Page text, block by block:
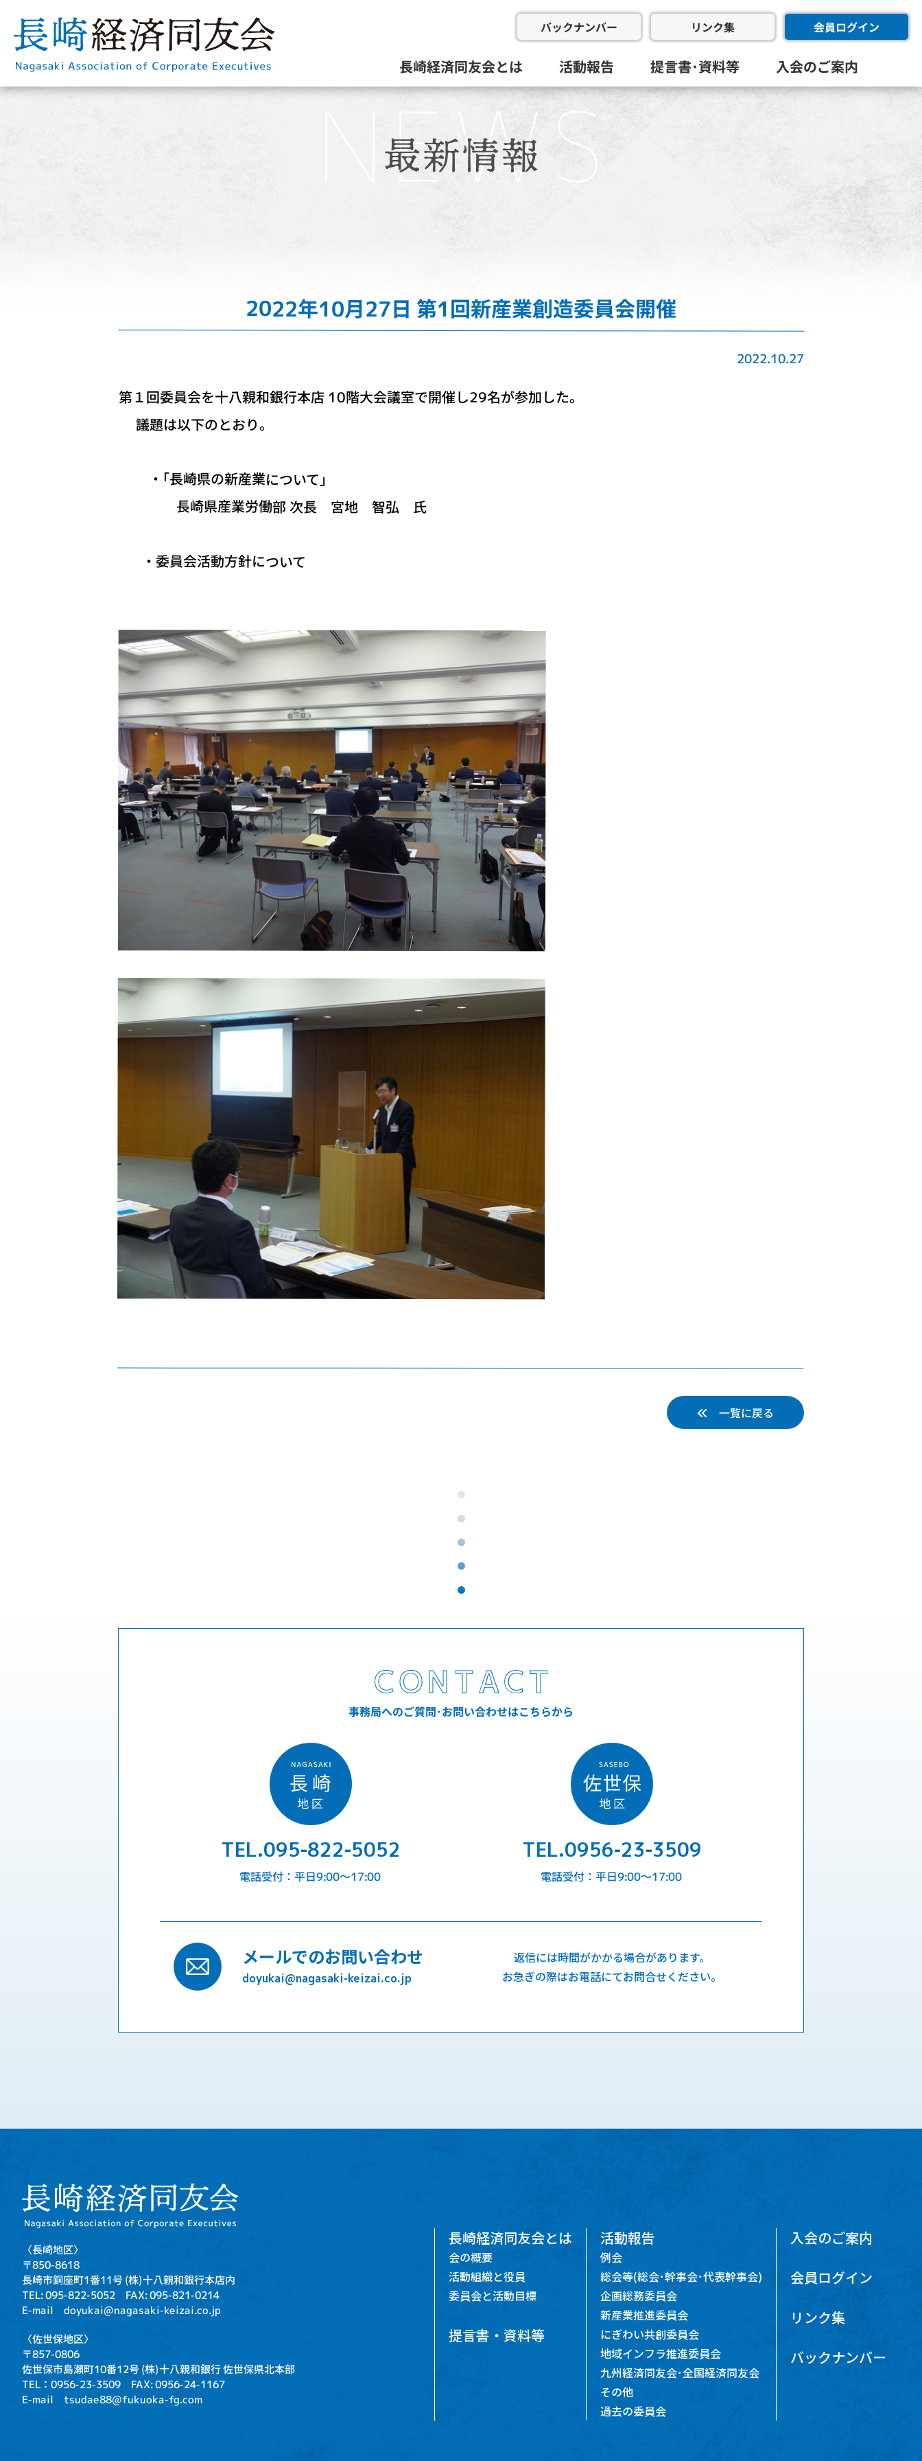
バックナンバー リンク集 会員ログイン
長崎経済同友会とは 活動報告 提言書･資料等 入会のご案内
2022年10月27日 第1回新産業創造委員会開催
2022.10.27
第１回委員会を十八親和銀行本店 10階大会議室で開催し29名が参加した。
議題は以下のとおり。
・｢長崎県の新産業について」
長崎県産業労働部 次長 宮地 智弘 氏
・委員会活動方針について
一覧に戻る
事務局へのご質問･お問い合わせはこちらから
TEL.095-822-5052
電話受付：平日9:00〜17:00
TEL.0956-23-3509
電話受付：平日9:00〜17:00
メールでのお問い合わせ
doyukai@nagasaki-keizai.co.jp
返信には時間がかかる場合があります。
お急ぎの際はお電話にてお問合せください。
〈長崎地区〉
〒850-8618
長崎市銅座町1番11号(株)十八親和銀行本店内
TEL: 095-822-5052 FAX: 095-821-0214
E-mail doyukai@nagasaki-keizai.co.jp
〈佐世保地区〉
〒857-0806
佐世保市島瀬町10番12号(株)十八親和銀行 佐世保県北本部
TEL：0956-23-3509 FAX: 0956-24-1167
E-mail tsudae88@fukuoka-fg.com
長崎経済同友会とは
会の概要
活動組織と役員
委員会と活動目標
提言書・資料等
活動報告
例会
総会等(総会･幹事会･代表幹事会)
企画総務委員会
新産業推進委員会
にぎわい共創委員会
地域インフラ推進委員会
九州経済同友会･全国経済同友会
その他
過去の委員会
入会のご案内
会員ログイン
リンク集
バックナンバー